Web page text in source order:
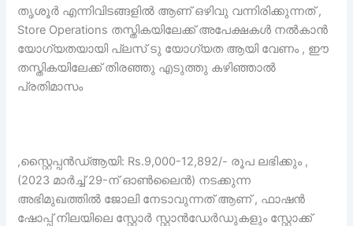
തൃശൂർ എന്നിവിടങ്ങളിൽ ആണ് ഒഴിവു വന്നിരിക്കുന്നത് ,
Store Operations തസ്തികയിലേക്ക് അപേക്ഷകൾ നൽകാൻ
യോഗ്യതയായി പ്ലസ് ടു യോഗ്യത ആയി വേണം , ഈ
തസ്തികയിലേക്ക് തിരഞ്ഞു എടുത്തു കഴിഞ്ഞാൽ
പ്രതിമാസം
,സ്റ്റൈപ്പൻഡ്ആയി: Rs.9,000-12,892/- രൂപ ലഭിക്കും ,
(2023 മാർച്ച് 29-ന് ഓൺലൈൻ) നടക്കുന്ന
അഭിമുഖത്തിൽ ജോലി നേടാവുന്നത് ആണ് , ഫാഷൻ
ഷോപ്പ് നിലയിലെ സ്റ്റോർ സ്റ്റാൻഡേർഡുകളും സ്റ്റോക്ക്